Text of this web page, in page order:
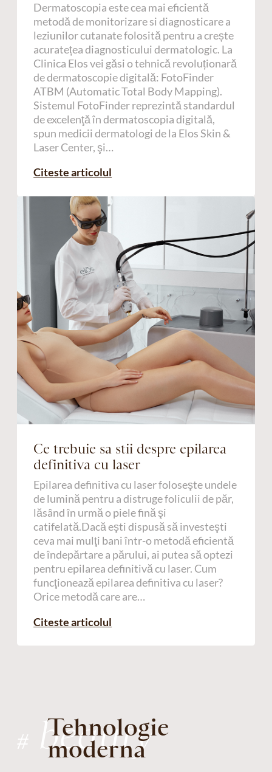
Dermatoscopia este cea mai eficientă
metodă de monitorizare si diagnosticare a
leziunilor cutanate folosită pentru a crește
acuratețea diagnosticului dermatologic. La
Clinica Elos vei găsi o tehnică revoluționară
de dermatoscopie digitală: FotoFinder
ATBM (Automatic Total Body Mapping).
Sistemul FotoFinder reprezintă standardul
de excelenţă în dermatoscopia digitală,
spun medicii dermatologi de la Elos Skin &
Laser Center, şi…
Citeste articolul
Ce trebuie sa stii despre epilarea
definitiva cu laser
Epilarea definitiva cu laser foloseşte undele
de lumină pentru a distruge foliculii de păr,
lăsând în urmă o piele fină şi
catifelată.Dacă eşti dispusă să investeşti
ceva mai mulţi bani într-o metodă eficientă
de îndepărtare a părului, ai putea să optezi
pentru epilarea definitivă cu laser. Cum
funcţionează epilarea definitiva cu laser?
Orice metodă care are…
Citeste articolul
#beauty
Tehnologie
moderna